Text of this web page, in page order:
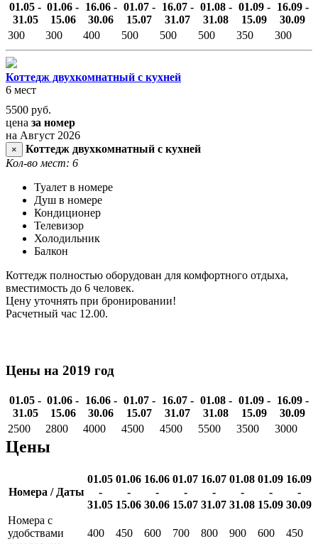
01.05 -
31.05
01.06 -
15.06
16.06 -
30.06
01.07 -
15.07
16.07 -
31.07
01.08 -
31.08
01.09 -
15.09
16.09 -
30.09
300
300 400 500 500 500 350 300
Коттедж двухкомнатный с кухней
6 мест
5500 руб.
цена за номер
на Август 2026
×
Коттедж двухкомнатный с кухней
Кол-во мест: 6
Туалет в номере
Душ в номере
Кондиционер
Телевизор
Холодильник
Балкон
Коттедж полностью оборудован для комфортного отдыха,
вместимость до 6 человек.
Цену уточнять при бронировании!
Расчетный час 12.00.
Цены на 2019 год
01.05 -
31.05
01.06 -
15.06
16.06 -
30.06
01.07 -
15.07
16.07 -
31.07
01.08 -
31.08
01.09 -
15.09
16.09 -
30.09
2500
2800 4000 4500 4500 5500 3500 3000
Цены
Номера / Даты
01.05
-
31.05
01.06
-
15.06
16.06
-
30.06
01.07
-
15.07
16.07
-
31.07
01.08
-
31.08
01.09
-
15.09
16.09
-
30.09
Номера с
удобствами
400 450 600 700 800 900 600 450